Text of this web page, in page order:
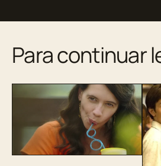
Para continuar